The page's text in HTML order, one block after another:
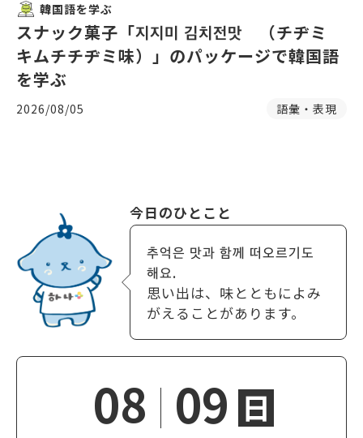
韓国語を学ぶ
スナック菓子「지지미 김치전맛 （チヂミ
キムチチヂミ味）」のパッケージで韓国語
を学ぶ
2026/08/05 語彙・表現
今日のひとこと
추억은 맛과 함께 떠오르기도
해요.
思い出は、味とともによみ
がえることがあります。
08 09 日